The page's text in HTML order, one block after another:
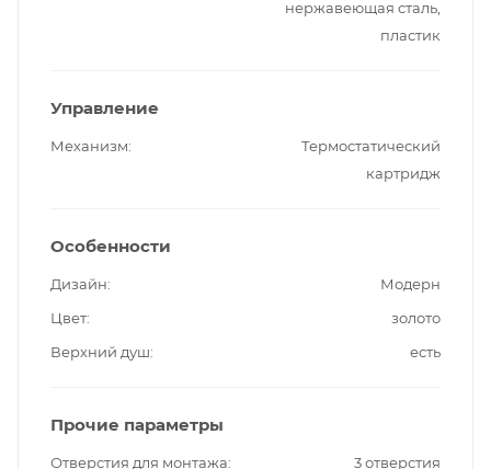
нержавеющая сталь,
пластик
Управление
Механизм
Термостатический
картридж
Особенности
Дизайн
Модерн
Цвет
золото
Верхний душ
есть
Прочие параметры
Отверстия для монтажа
3 отверстия